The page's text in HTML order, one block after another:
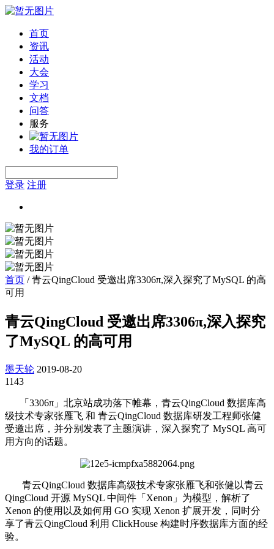
首页
资讯
活动
大会
学习
文档
问答
服务
我的订单
登录 注册
首页 /青云QingCloud 受邀出席3306π,深入探究了MySQL 的高
可用
青云QingCloud 受邀出席3306π,深入探究
了MySQL 的高可用
墨天轮 2019-08-20
1143
「3306π」北京站成功落下帷幕，青云QingCloud 数据库高
级技术专家张雁飞 和 青云QingCloud 数据库研发工程师张健
受邀出席，并分别发表了主题演讲，深入探究了 MySQL 高可
用方向的话题。
青云QingCloud 数据库高级技术专家张雁飞和张健以青云
QingCloud 开源 MySQL 中间件「Xenon」为模型，解析了
Xenon 的使用以及如何用 GO 实现 Xenon 扩展开发，同时分
享了青云QingCloud 利用 ClickHouse 构建时序数据库方面的经
验。